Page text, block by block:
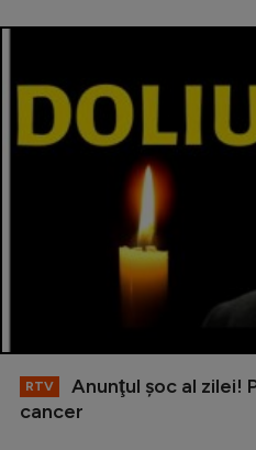
RTV
Anunţul şoc al zilei!
cancer